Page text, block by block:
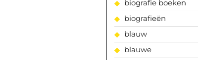
biografie boeken
biografieën
blauw
blauwe